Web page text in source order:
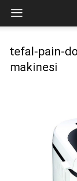
tefal-pain-
makinesi